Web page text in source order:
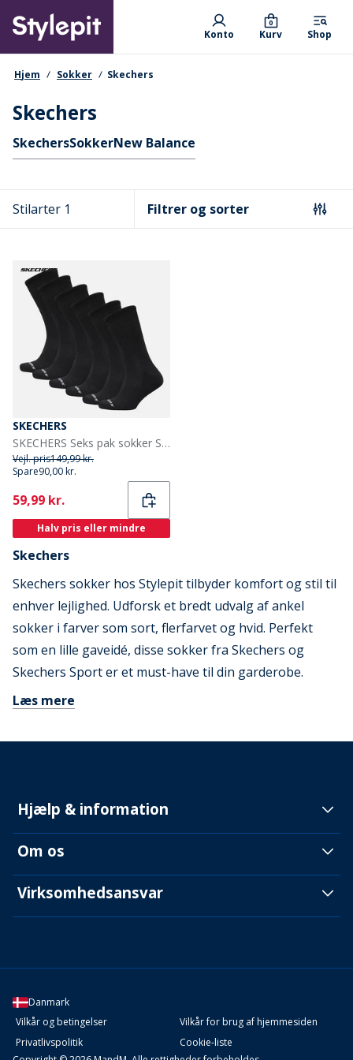
main
content
Primary departments
Konto Kurv
0
Shop
navigationssti
Hjem Sokker Skechers
Skechers
Hurtige links
SkechersSokkerNew Balance
Stilarter 1 Filtrer og sorter
SKECHERS
SKECHERS Seks pak sokker Sort
Vejl. pris149,99 kr.
Spare90,00 kr.
Current
59,99 kr.
Halv pris eller mindre
Skechers
Skechers sokker hos Stylepit tilbyder komfort og stil til
enhver lejlighed. Udforsk et bredt udvalg af ankel
sokker i farver som sort, flerfarvet og hvid. Perfekt
som en lille gaveidé, disse sokker fra Skechers og
Skechers Sport er et must-have til din garderobe.
Læs mere
Hjælp & information
Om os
Virksomhedsansvar
Danmark
Vilkår og betingelser
Vilkår for brug af hjemmesiden
Privatlivspolitik
Cookie-liste